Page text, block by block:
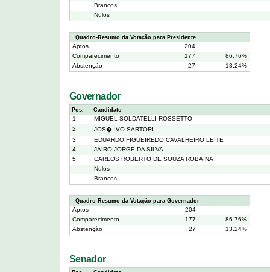
Brancos
Nulos
Quadro-Resumo da Votação para Presidente
Aptos
204
Comparecimento
177
86.76%
Abstenção
27 13.24%
Governador
Pos. Candidato
1
MIGUEL SOLDATELLI ROSSETTO
2
JOS� IVO SARTORI
3
EDUARDO FIGUEIREDO CAVALHEIRO LEITE
4
JAIRO JORGE DA SILVA
5
CARLOS ROBERTO DE SOUZA ROBAINA
Nulos
Brancos
Quadro-Resumo da Votação para Governador
Aptos
204
Comparecimento
177
86.76%
Abstenção
27 13.24%
Senador